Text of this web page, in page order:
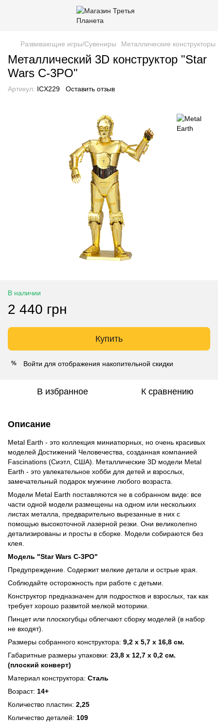
Развивающие игры/Сувениры Металлические
Металлический 3D конструктор "Star
Wars C-3PO"
Артикул: ICX229 Оставить отзыв
В наличии
2 440 грн
Купить
% Войти для отображения накопительной скидки
В избранное К сравнению
Описание
Metal Earth - это коллекция миниатюрных, но очень красивых
моделей Достижений Человечества, созданная компанией
Fascinations (Сиэтл, США). Металлические 3D модели Metal
Earth - это увлекательное хобби для детей и взрослых,
замечательный подарок мужчине любого возраста.
Модели Metal Earth поставляются не в собранном виде: все
части одной модели размещены на одном или нескольких
листах металла, предварительно вырезанные в них с
помощью высокоточной лазерной резки. Они великолепно
детализированы и просты в сборке. Модели собираются без
клея.
Модель "Star Wars C-3PO"
Предупреждение. Содержит мелкие детали и острые края.
Соблюдайте осторожность при работе с детьми.
Конструктор предназначен для подростков и взрослых, так как
требует хорошо развитой мелкой моторики.
Пинцет или плоскогубцы облегчают сборку моделей (в набор
не входят).
Размеры собранного конструктора: 9,2 x 5,7 x 16,8 см.
Габаритные размеры упаковки: 23,8 x 12,7 x 0,2 см.
(плоский конверт)
Материал конструктора: Сталь
Возраст: 14+
Количество пластин: 2,25
Количество деталей: 109